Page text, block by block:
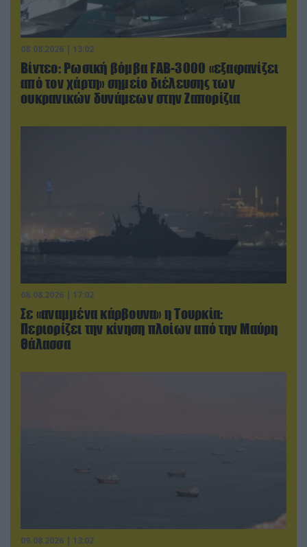
08.08.2026 | 13:02
Βίντεο: Ρωσική βόμβα FAB-3000 «εξαφανίζει
από τον χάρτη» σημείο διέλευσης των
ουκρανικών δυνάμεων στην Ζαπορίζια
08.08.2026 | 17:02
Σε «αναμμένα κάρβουνα» η Τουρκία:
Περιορίζει την κίνηση πλοίων από την Μαύρη
Θάλασσα
09.08.2026 | 13:02